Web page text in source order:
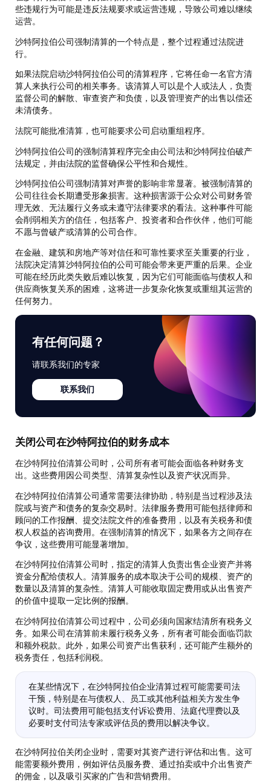
些违规行为可能是违反法规要求或运营违规，导致公司难以继续
运营。
沙特阿拉伯公司强制清算的一个特点是，整个过程通过法院进
行。
如果法院启动沙特阿拉伯公司的清算程序，它将任命一名官方清
算人来执行公司的相关事务。该清算人可以是个人或法人，负责
监督公司的解散、审查资产和负债，以及管理资产的出售以偿还
未清债务。
法院可能批准清算，也可能要求公司启动重组程序。
沙特阿拉伯公司的强制清算程序完全由公司法和沙特阿拉伯破产
法规定，并由法院的监督确保公平性和合规性。
沙特阿拉伯公司强制清算对声誉的影响非常显著。被强制清算的
公司往往会长期遭受形象损害。这种损害源于公众对公司财务管
理无效、无法履行义务或未遵守法律要求的看法。这种事件可能
会削弱相关方的信任，包括客户、投资者和合作伙伴，他们可能
不愿与曾破产或清算的公司合作。
在金融、建筑和房地产等对信任和可靠性要求至关重要的行业，
法院决定清算沙特阿拉伯的公司可能会带来更严重的后果。企业
可能在经历此类失败后难以恢复，因为它们可能面临与债权人和
供应商恢复关系的困难，这将进一步复杂化恢复或重组其运营的
任何努力。
有任何问题？
请联系我们的专家
联系我们
关闭公司在沙特阿拉伯的财务成本
在沙特阿拉伯清算公司时，公司所有者可能会面临各种财务支
出。这些费用因公司类型、清算复杂性以及资产状况而异。
在沙特阿拉伯清算公司通常需要法律协助，特别是当过程涉及法
院或与资产和债务的复杂交易时。法律服务费用可能包括律师和
顾问的工作报酬、提交法院文件的准备费用，以及有关税务和债
权人权益的咨询费用。在强制清算的情况下，如果各方之间存在
争议，这些费用可能显著增加。
在沙特阿拉伯清算公司时，指定的清算人负责出售企业资产并将
资金分配给债权人。清算服务的成本取决于公司的规模、资产的
数量以及清算的复杂性。清算人可能收取固定费用或从出售资产
的价值中提取一定比例的报酬。
在沙特阿拉伯清算公司过程中，公司必须向国家结清所有税务义
务。如果公司在清算前未履行税务义务，所有者可能会面临罚款
和额外税款。此外，如果公司资产出售获利，还可能产生额外的
税务责任，包括利润税。
在某些情况下，在沙特阿拉伯企业清算过程可能需要司法
干预，特别是在与债权人、员工或其他利益相关方发生争
议时。司法费用可能包括支付诉讼费用、法庭代理费以及
必要时支付司法专家或评估员的费用以解决争议。
在沙特阿拉伯关闭企业时，需要对其资产进行评估和出售。这可
能需要额外费用，例如评估员服务费、通过拍卖或中介出售资产
的佣金，以及吸引买家的广告和营销费用。